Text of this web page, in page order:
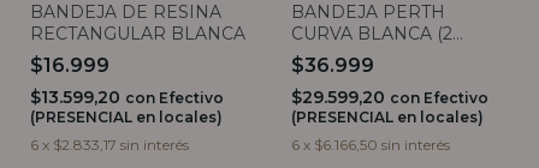
BANDEJA DE RESINA
RECTANGULAR BLANCA
$16.999
$13.599,20 con Efectivo
(PRESENCIAL en locales)
6 x $2.833,17 sin interés
BANDEJA PERTH
CURVA BLANCA (2
tamaños)
$36.999
$29.599,20 con Efectivo
(PRESENCIAL en locales)
6 x $6.166,50 sin interés